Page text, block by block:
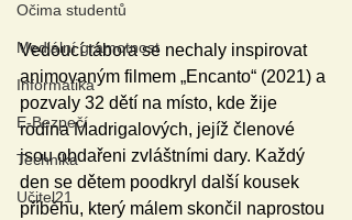
Očima studentů
Mediální gramotnost
Informatika
E-Bezpečí
Technika
Učitel21
Vedoucí tábora se nechaly inspirovat
animovaným filmem „Encanto“ (2021) a
pozvaly 32 dětí na místo, kde žije
rodina Madrigalových, jejíž členové
jsou obdařeni zvláštními dary. Každý
den se dětem poodkryl další kousek
příběhu, který málem skončil naprostou